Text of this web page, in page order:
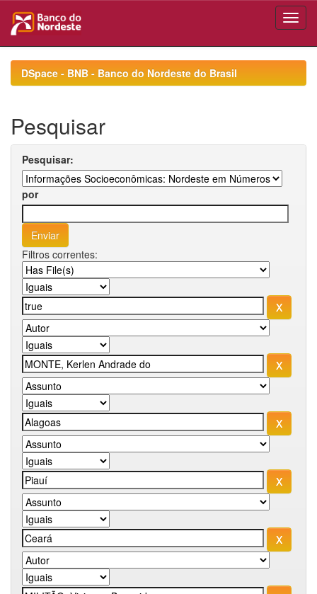
navigationDSpace - BNB - Banco do Nordeste do Brasil
Pesquisar
Pesquisar:
por
Filtros correntes: